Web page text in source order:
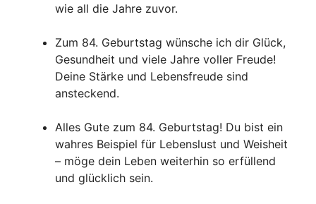
wie all die Jahre zuvor.
Zum 84. Geburtstag wünsche ich dir Glück,
Gesundheit und viele Jahre voller Freude!
Deine Stärke und Lebensfreude sind
ansteckend.
Alles Gute zum 84. Geburtstag! Du bist ein
wahres Beispiel für Lebenslust und Weisheit
– möge dein Leben weiterhin so erfüllend
und glücklich sein.